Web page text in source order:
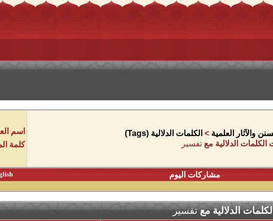
والآثار العلمية > الكلمات الدلالية (Tags)
الكلمات الدلالية مع تفسير
اسم
كلمة
مشاركات اليوم
الدلالية معتفسير